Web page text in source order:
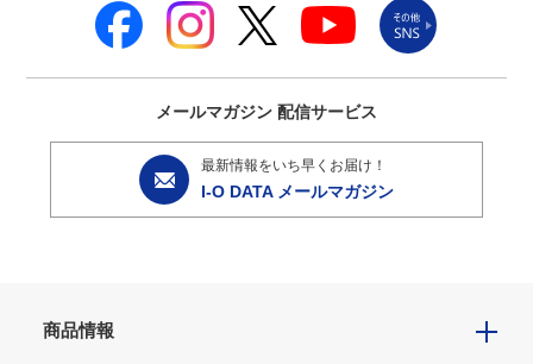
メールマガジン 配信サービス
最新情報をいち早くお届け！
I-O DATA メールマガジン
商品情報